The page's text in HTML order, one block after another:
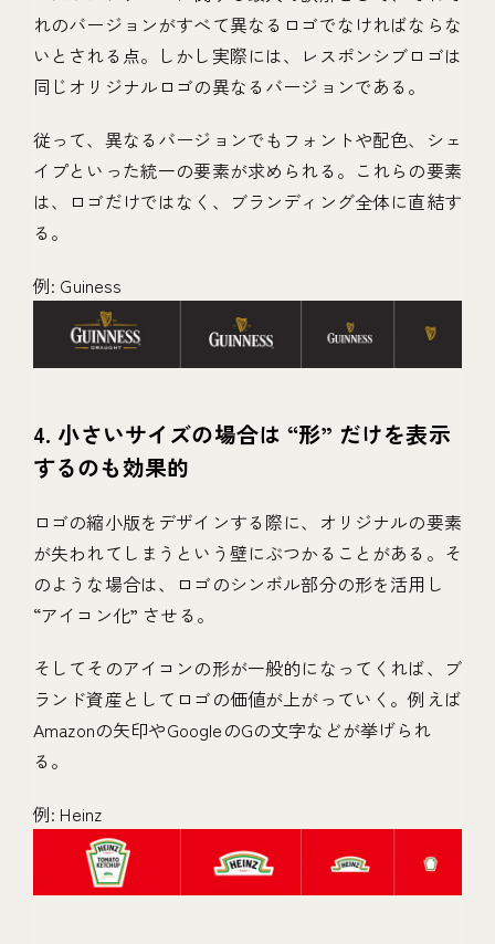
れのバージョンがすべて異なるロゴでなければならな
いとされる点。しかし実際には、レスポンシブロゴは
同じオリジナルロゴの異なるバージョンである。
従って、異なるバージョンでもフォントや配色、シェ
イプといった統一の要素が求められる。これらの要素
は、ロゴだけではなく、ブランディング全体に直結す
る。
例: Guiness
4. 小さいサイズの場合は “形” だけを表示
するのも効果的
ロゴの縮小版をデザインする際に、オリジナルの要素
が失われてしまうという壁にぶつかることがある。そ
のような場合は、ロゴのシンボル部分の形を活用し
“アイコン化” させる。
そしてそのアイコンの形が一般的になってくれば、ブ
ランド資産としてロゴの価値が上がっていく。例えば
Amazonの矢印やGoogleのGの文字などが挙げられ
る。
例: Heinz